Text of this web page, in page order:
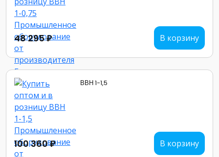
48 295 ₽ В корзину
ВВН 1-1,5
100 360 ₽ В корзину